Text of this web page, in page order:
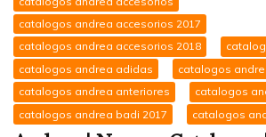
catalogos andrea accesorios 2017
catalogos andrea accesorios 2018
catalogos andrea adidas
catalogos
catalogos andrea anteriores
catalogos
catalogos andrea badi 2017
catalogos